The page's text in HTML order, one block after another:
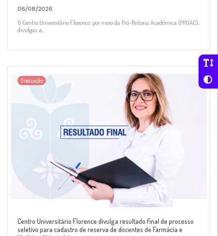
06/08/2026
O Centro Universitário Florence, por meio da Pró-Reitoria Acadêmica (PROAC),
divulgou a...
Graduação
Centro Universitário Florence divulga resultado final de processo
seletivo para cadastro de reserva de docentes de Farmácia e